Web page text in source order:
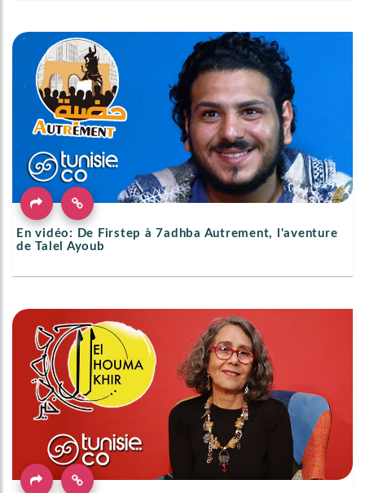
En vidéo: De Firstep à 7adhba Autrement, l'aventure
de Talel Ayoub